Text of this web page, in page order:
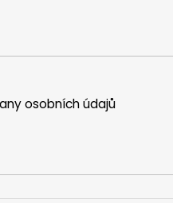
osobních údajů